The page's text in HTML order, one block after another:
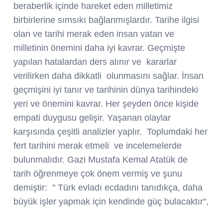
beraberlik içinde hareket eden milletimiz
birbirlerine sımsıkı bağlanmışlardır. Tarihe ilgisi
olan ve tarihi merak eden insan vatan ve
milletinin önemini daha iyi kavrar. Geçmişte
yapılan hatalardan ders alınır ve kararlar
verilirken daha dikkatli olunmasını sağlar. İnsan
geçmişini iyi tanır ve tarihinin dünya tarihindeki
yeri ve önemini kavrar. Her şeyden önce kişide
empati duygusu gelişir. Yaşanan olaylar
karşısında çeşitli analizler yaplır. Toplumdaki her
fert tarihini merak etmeli ve incelemelerde
bulunmalıdır. Gazi Mustafa Kemal Atatük de
tarih öğrenmeye çok önem vermiş ve şunu
demiştir: '' Türk evladı ecdadını tanıdıkça, daha
büyük işler yapmak için kendinde güç bulacaktır'',